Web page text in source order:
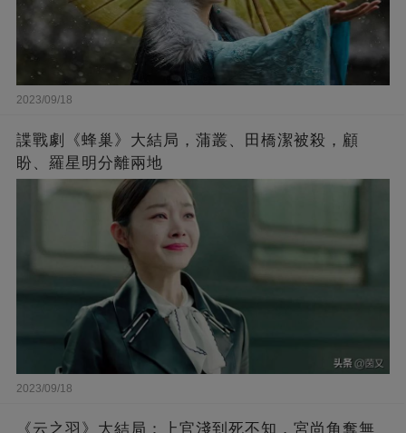
2023/09/18
諜戰劇《蜂巢》大結局，蒲叢、田橋潔被殺，顧
盼、羅星明分離兩地
2023/09/18
《云之羽》大結局：上官淺到死不知，宮尚角奪無